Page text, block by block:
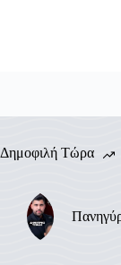
Δημοφιλή Τώρα